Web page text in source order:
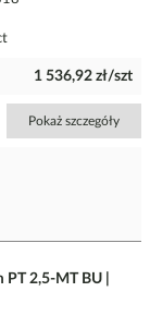
1 536,92 zł/szt
Pokaż szczegóły
2,5-MT BU |